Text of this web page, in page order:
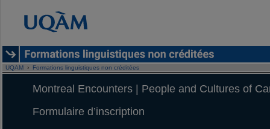
UQAM › Formations linguistiques non créditées
Montreal Encounters | People and Cultures of
Formulaire d’inscription